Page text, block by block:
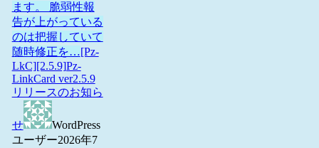
ます。 脆弱性報
告が上がっている
のは把握していて
随時修正を…[Pz-
LkC][2.5.9]Pz-
LinkCard ver2.5.9
リリースのお知ら
せ
WordPress
ユーザー2026年7